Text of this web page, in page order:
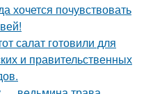
хочется почувствовать
салат готовили для
и правительственных